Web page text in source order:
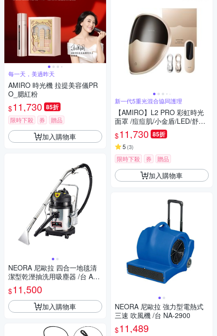
每一天，美過昨天
AMIRO 時光機 拉提美容儀PR
O_腮紅粉
$11,730 85折
限時下殺 券 贈品
加入購物車
NEORA 尼歐拉 四合一地毯清
潔型乾溼抽洗用吸塵器 /台 AS-
200 SC
$11,500
加入購物車
新一代5重光混合協同護理
【AMIRO】L2 PRO 彩虹時光
面罩 /痘痘肌/小金盾/LED/舒緩/
亮膚/緊緻/分眼式/5重光/4種模
式/5大分區
$11,730 85折
5 (3)
限時下殺 券 贈品
加入購物車
NEORA 尼歐拉 強力型電熱式
三速 吹風機 /台 NA-2900
$11,489